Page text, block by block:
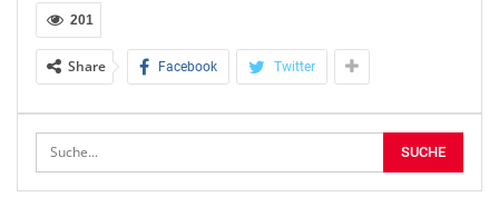
OTS-ORIGINALTEXT PRESSEAUSSENDUNG UNTER
AUSSCHLIESSLICHER INHALTLICHER VERANTWORTUNG
© Copyright APA-OTS Originaltext-Service GmbH und
der jeweilige Aussender
201
Share Facebook Twitter